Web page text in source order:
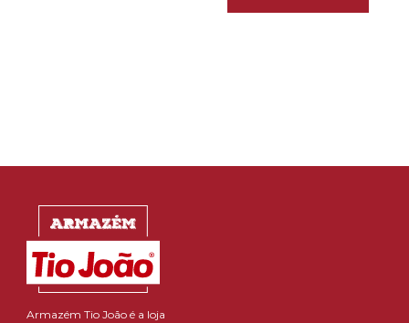
Armazém Tio João é a loja